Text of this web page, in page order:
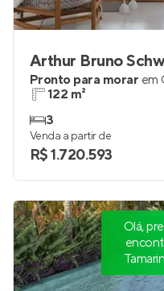
Arthur Bruno
Pronto para morar em
122 m²
3
Venda a partir de
R$ 1.720.593
Olá,